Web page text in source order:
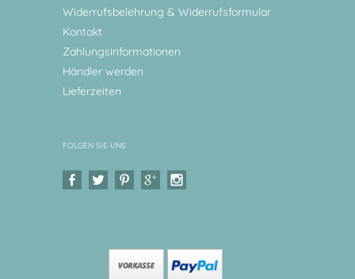
Widerrufsbelehrung & Widerrufsformular
Kontakt
Zahlungsinformationen
Händler werden
Lieferzeiten
FOLGEN SIE UNS